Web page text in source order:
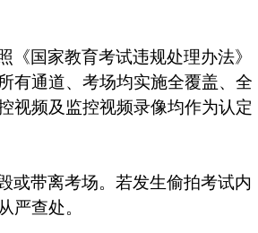
国家教育考试违规处理办法》
有通道、考场均实施全覆盖、全
视频及监控视频录像均作为认定
或带离考场。若发生偷拍考试内
严查处。